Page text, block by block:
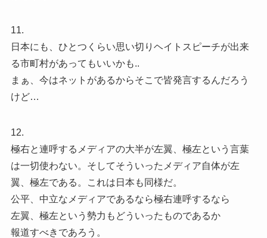
11.
日本にも、ひとつくらい思い切りヘイトスピーチが出来
る市町村があってもいいかも..
まぁ、今はネットがあるからそこで皆発言するんだろう
けど…
12.
極右と連呼するメディアの大半が左翼、極左という言葉
は一切使わない。そしてそういったメディア自体が左
翼、極左である。これは日本も同様だ。
公平、中立なメディアであるなら極右連呼するなら
左翼、極左という勢力もどういったものであるか
報道すべきであろう。